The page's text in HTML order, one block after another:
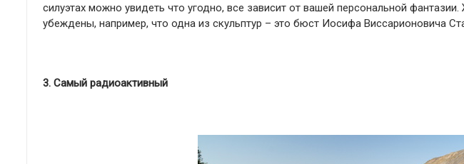
силуэтах можно увидеть что угодно, все зависит от вашей персональной
убеждены, например, что одна из скульптур – это бюст Иосифа Виссарионовича
3. Самый радиоактивный